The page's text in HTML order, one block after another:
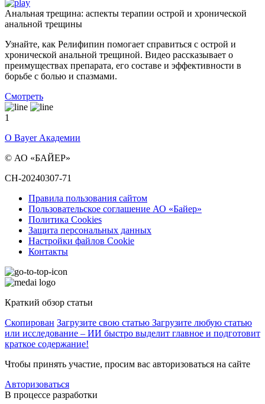
Анальная трещина: аспекты терапии острой и хронической
анальной трещины
Узнайте, как Релифипин помогает справиться с острой и
хронической анальной трещиной. Видео рассказывает о
преимуществах препарата, его составе и эффективности в
борьбе с болью и спазмами.
Смотреть
1
О Bayer Академии
© АО «БАЙЕР»
CH-20240307-71
Правила пользования сайтом
Пользовательское соглашение АО «Байер»
Политика Cookies
Защита персональных данных
Настройки файлов Cookie
Контакты
Краткий обзор статьи
Скопирован Загрузите свою статью Загрузите любую статью
или исследование – ИИ быстро выделит главное и подготовит
краткое содержание!
Чтобы принять участие, просим вас авторизоваться на сайте
Авторизоваться
В процессе разработки